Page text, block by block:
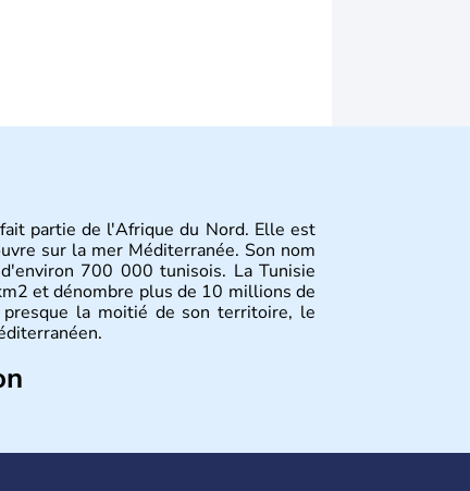
partie de l'Afrique du Nord. Elle est
sur la mer Méditerranée. Son nom
700 000 tunisois. La Tunisie
et dénombre plus de 10 millions de
la moitié de son territoire, le